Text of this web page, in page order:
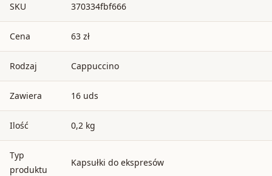
SKU 370334fbf666
Cena 63 zł
Rodzaj Cappuccino
Zawiera 16 uds
Ilość 0,2 kg
Typ
produktu
Kapsułki do ekspresów